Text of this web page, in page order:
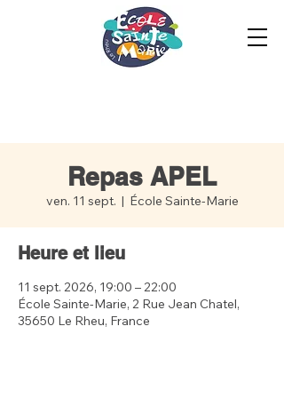
Repas APEL
ven. 11 sept.
  |
École Sainte-Marie
Heure et lieu
11 sept. 2026, 19:00 – 22:00
École Sainte-Marie, 2 Rue Jean Chatel,
35650 Le Rheu, France